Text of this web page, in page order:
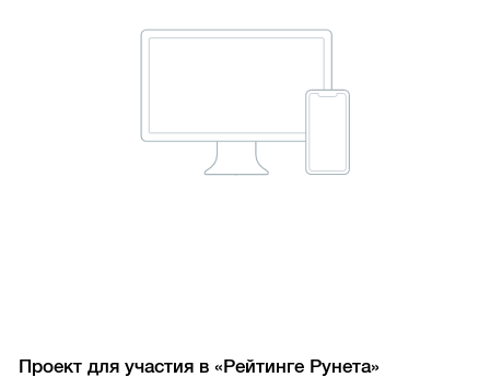
Проект для участия в «Рейтинге Рунета»